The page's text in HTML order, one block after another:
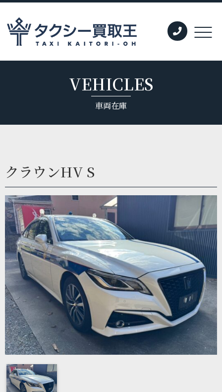
VEHICLES
車両在庫
クラウンHV S